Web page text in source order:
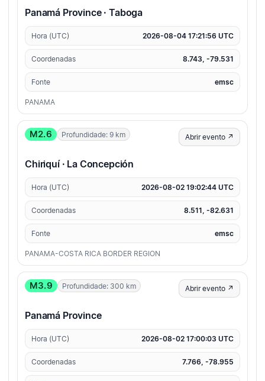
Panamá Province · Taboga
Hora (UTC) 2026-08-04 17:21:56 UTC
Coordenadas 8.743, -79.531
Fonte emsc
PANAMA
M2.6 Profundidade: 9 km Abrir evento ↗
Chiriquí · La Concepción
Hora (UTC) 2026-08-02 19:02:44 UTC
Coordenadas 8.511, -82.631
Fonte emsc
PANAMA-COSTA RICA BORDER REGION
M3.9 Profundidade: 300 km Abrir evento ↗
Panamá Province
Hora (UTC) 2026-08-02 17:00:03 UTC
Coordenadas 7.766, -78.955